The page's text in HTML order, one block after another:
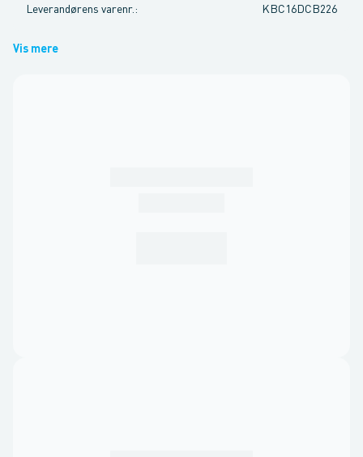
Leverandørens varenr. : KBC16DCB226
Vis mere